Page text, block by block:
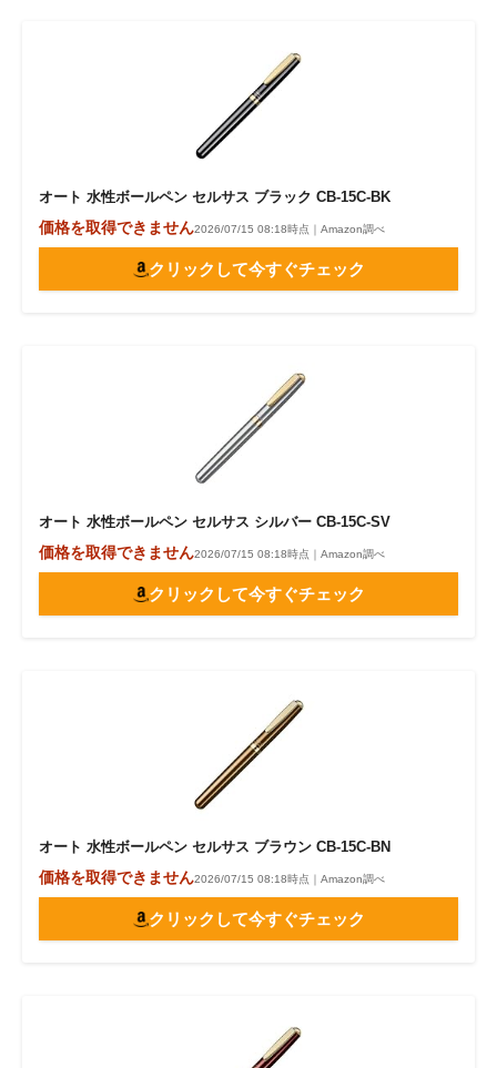
オート 水性ボールペン セルサス ブラック CB-15C-BK
価格を取得できません2026/07/15 08:18時点｜Amazon調べ
クリックして今すぐチェック
オート 水性ボールペン セルサス シルバー CB-15C-SV
価格を取得できません2026/07/15 08:18時点｜Amazon調べ
クリックして今すぐチェック
オート 水性ボールペン セルサス ブラウン CB-15C-BN
価格を取得できません2026/07/15 08:18時点｜Amazon調べ
クリックして今すぐチェック